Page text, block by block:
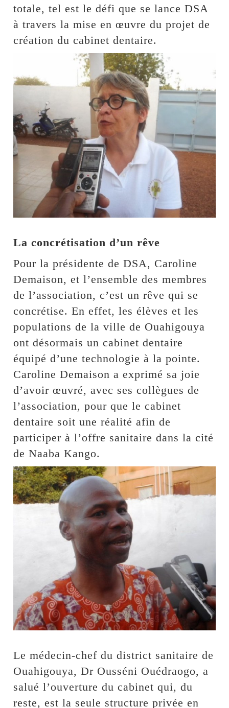
totale, tel est le défi que se lance DSA
à travers la mise en œuvre du projet de
création du cabinet dentaire.
La concrétisation d’un rêve
Pour la présidente de DSA, Caroline
Demaison, et l’ensemble des membres
de l’association, c’est un rêve qui se
concrétise. En effet, les élèves et les
populations de la ville de Ouahigouya
ont désormais un cabinet dentaire
équipé d’une technologie à la pointe.
Caroline Demaison a exprimé sa joie
d’avoir œuvré, avec ses collègues de
l’association, pour que le cabinet
dentaire soit une réalité afin de
participer à l’offre sanitaire dans la cité
de Naaba Kango.
Le médecin-chef du district sanitaire de
Ouahigouya, Dr Ousséni Ouédraogo, a
salué l’ouverture du cabinet qui, du
reste, est la seule structure privée en